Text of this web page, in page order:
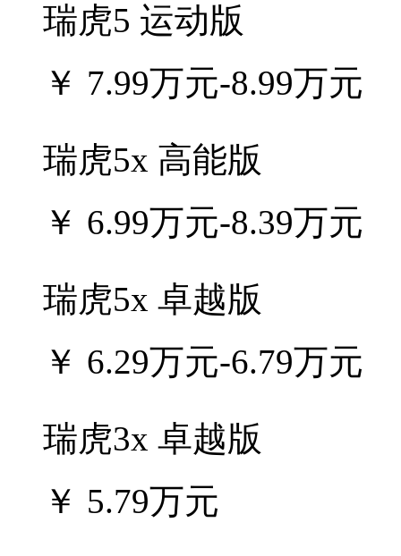
瑞虎5 运动版
￥ 7.99万元-8.99万元
瑞虎5x 高能版
￥ 6.99万元-8.39万元
瑞虎5x 卓越版
￥ 6.29万元-6.79万元
瑞虎3x 卓越版
￥ 5.79万元